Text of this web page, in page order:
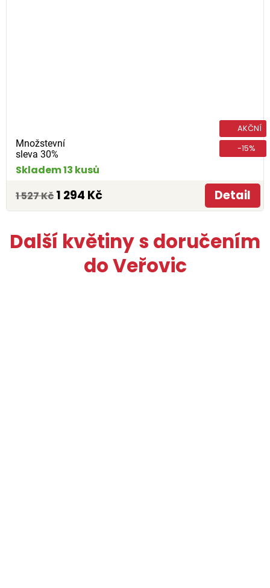
Množstevní
sleva 30%
AKČNÍ
-15%
Skladem 13 kusů
1 527 Kč 1 294 Kč Detail
Další květiny s doručením
do Veřovic